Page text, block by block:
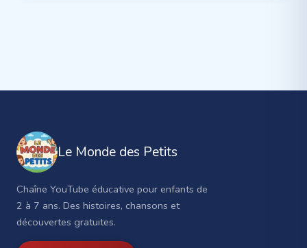
Le Monde des Petits
Chaîne YouTube éducative pour enfants de
2 à 7 ans. Des histoires, chansons et
découvertes gratuites.